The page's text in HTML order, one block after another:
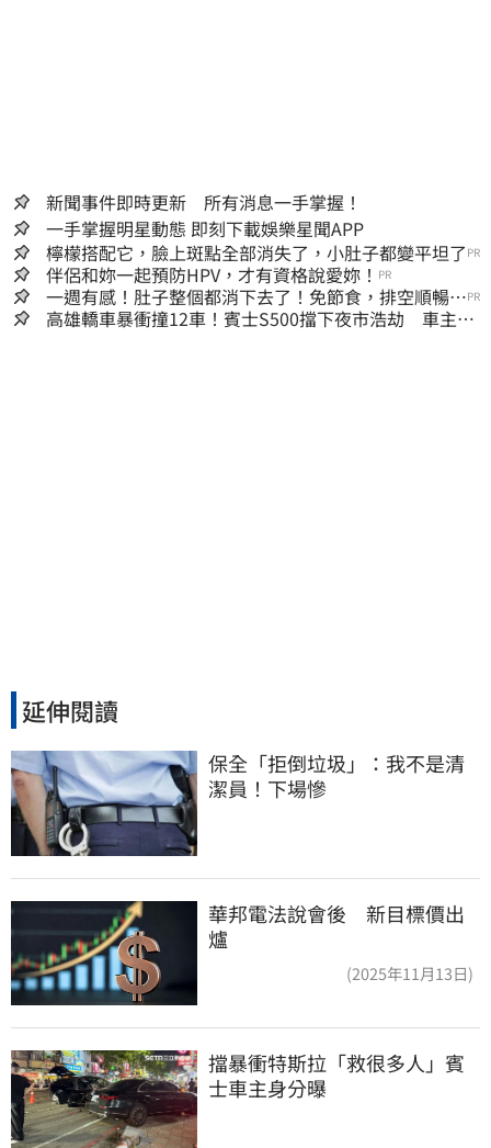
新聞事件即時更新 所有消息一手掌握！
一手掌握明星動態 即刻下載娛樂星聞APP
檸檬搭配它，臉上斑點全部消失了，小肚子都變平坦了 PR
伴侶和妳一起預防HPV，才有資格說愛妳！ PR
一週有感！肚子整個都消下去了！免節食，排空順暢就
夠
PR
高雄轎車暴衝撞12車！賓士S500擋下夜市浩劫 車主大
延伸閱讀
保全「拒倒垃圾」：我不是清
潔員！下場慘
華邦電法說會後 新目標價出
爐
(2025年11月13日)
擋暴衝特斯拉「救很多人」賓
士車主身分曝